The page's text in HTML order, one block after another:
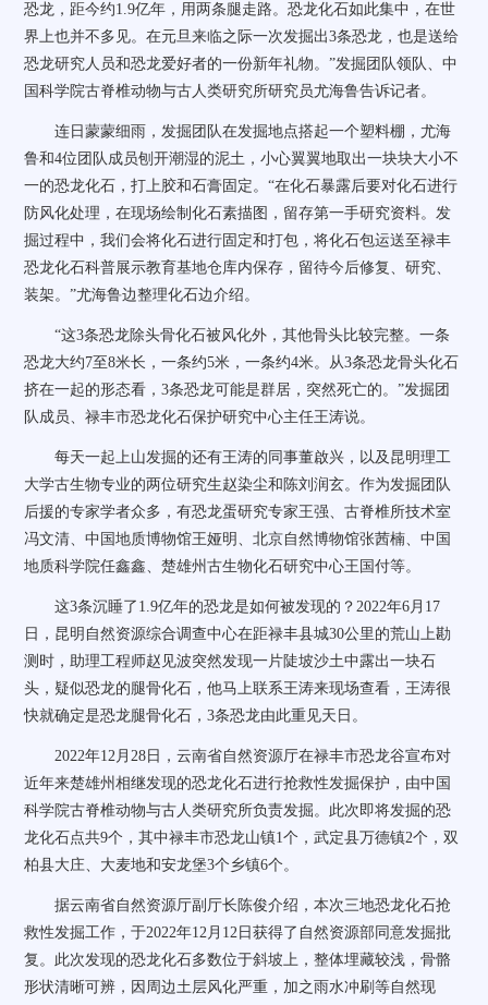
恐龙，距今约1.9亿年，用两条腿走路。恐龙化石如此集中，在世
界上也并不多见。在元旦来临之际一次发掘出3条恐龙，也是送给
恐龙研究人员和恐龙爱好者的一份新年礼物。”发掘团队领队、中
国科学院古脊椎动物与古人类研究所研究员尤海鲁告诉记者。
连日蒙蒙细雨，发掘团队在发掘地点搭起一个塑料棚，尤海
鲁和4位团队成员刨开潮湿的泥土，小心翼翼地取出一块块大小不
一的恐龙化石，打上胶和石膏固定。“在化石暴露后要对化石进行
防风化处理，在现场绘制化石素描图，留存第一手研究资料。发
掘过程中，我们会将化石进行固定和打包，将化石包运送至禄丰
恐龙化石科普展示教育基地仓库内保存，留待今后修复、研究、
装架。”尤海鲁边整理化石边介绍。
“这3条恐龙除头骨化石被风化外，其他骨头比较完整。一条
恐龙大约7至8米长，一条约5米，一条约4米。从3条恐龙骨头化石
挤在一起的形态看，3条恐龙可能是群居，突然死亡的。”发掘团
队成员、禄丰市恐龙化石保护研究中心主任王涛说。
每天一起上山发掘的还有王涛的同事董啟兴，以及昆明理工
大学古生物专业的两位研究生赵染尘和陈刘润玄。作为发掘团队
后援的专家学者众多，有恐龙蛋研究专家王强、古脊椎所技术室
冯文清、中国地质博物馆王娅明、北京自然博物馆张茜楠、中国
地质科学院任鑫鑫、楚雄州古生物化石研究中心王国付等。
这3条沉睡了1.9亿年的恐龙是如何被发现的？2022年6月17
日，昆明自然资源综合调查中心在距禄丰县城30公里的荒山上勘
测时，助理工程师赵见波突然发现一片陡坡沙土中露出一块石
头，疑似恐龙的腿骨化石，他马上联系王涛来现场查看，王涛很
快就确定是恐龙腿骨化石，3条恐龙由此重见天日。
2022年12月28日，云南省自然资源厅在禄丰市恐龙谷宣布对
近年来楚雄州相继发现的恐龙化石进行抢救性发掘保护，由中国
科学院古脊椎动物与古人类研究所负责发掘。此次即将发掘的恐
龙化石点共9个，其中禄丰市恐龙山镇1个，武定县万德镇2个，双
柏县大庄、大麦地和安龙堡3个乡镇6个。
据云南省自然资源厅副厅长陈俊介绍，本次三地恐龙化石抢
救性发掘工作，于2022年12月12日获得了自然资源部同意发掘批
复。此次发现的恐龙化石多数位于斜坡上，整体埋藏较浅，骨骼
形状清晰可辨，因周边土层风化严重，加之雨水冲刷等自然现